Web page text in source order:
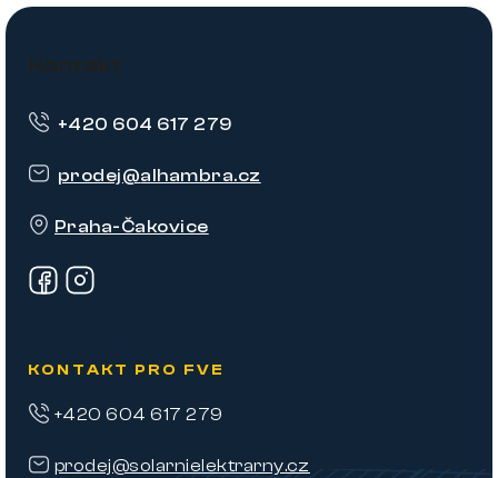
Z
Kontakt
prodej@alhambra.cz
Praha-Čakovice
+420 604 617 279
KONTAKT PRO FVE
prodej@solarnielektrarny.cz
+420 604 617 279